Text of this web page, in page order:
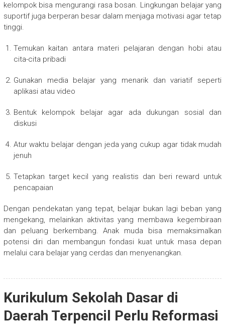
kelompok bisa mengurangi rasa bosan. Lingkungan belajar yang
suportif juga berperan besar dalam menjaga motivasi agar tetap
tinggi.
Temukan kaitan antara materi pelajaran dengan hobi atau
cita-cita pribadi
Gunakan media belajar yang menarik dan variatif seperti
aplikasi atau video
Bentuk kelompok belajar agar ada dukungan sosial dan
diskusi
Atur waktu belajar dengan jeda yang cukup agar tidak mudah
jenuh
Tetapkan target kecil yang realistis dan beri reward untuk
pencapaian
Dengan pendekatan yang tepat, belajar bukan lagi beban yang
mengekang, melainkan aktivitas yang membawa kegembiraan
dan peluang berkembang. Anak muda bisa memaksimalkan
potensi diri dan membangun fondasi kuat untuk masa depan
melalui cara belajar yang cerdas dan menyenangkan.
Kurikulum Sekolah Dasar di
Daerah Terpencil Perlu Reformasi